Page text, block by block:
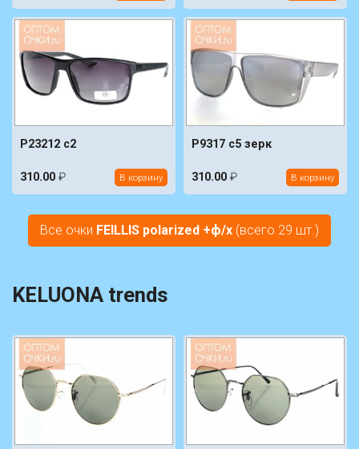
P23212 c2
310.00 ₽ В корзину
P9317 c5 зерк
310.00 ₽ В корзину
Все очки FEILLIS polarized +ф/х (всего 29 шт.)
KELUONA trends